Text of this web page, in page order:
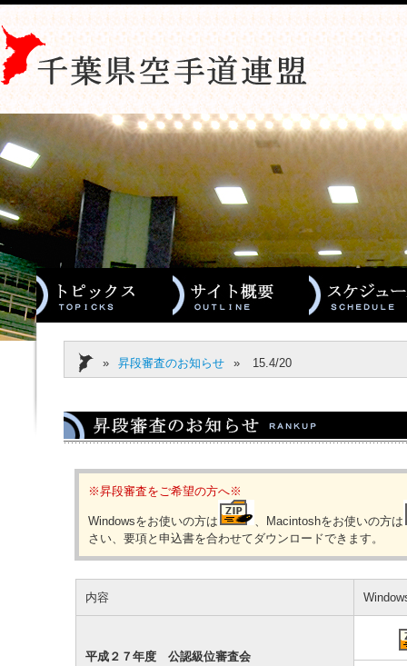
» 昇段審査のお知らせ » 15.4/20
※昇段審査をご希望の方へ※
Windowsをお使いの方は
、Macintoshをお使いの方は
さい、要項と申込書を合わせてダウンロードできます。
内容
平成２７年度 公認級位審査会